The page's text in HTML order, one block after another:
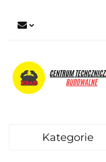
Kategorie